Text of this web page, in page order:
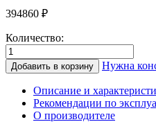
394860 ₽
Количество:
Количество
товара
Дымоход
керамики
Добавить в корзину Нужна
Описание и
Рекомендации по
О производителе